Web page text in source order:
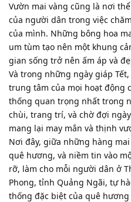
Vườn mai vàng cũng là nơi
của người dân trong việc
của mình. Những bông hoa
um tùm tạo nên một khung
gian sống trở nên ấm áp và
Và trong những ngày giáp
trung tâm của mọi hoạt động
thống quan trọng nhất trong
chùi, trang trí, và chờ đợi
mang lại may mắn và thịnh
Nơi đây, giữa những hàng
quê hương, và niềm tin vào
rỡ, làm cho mỗi người dân ở
Phong, tỉnh Quảng Ngãi, tự
thống đặc biệt của quê